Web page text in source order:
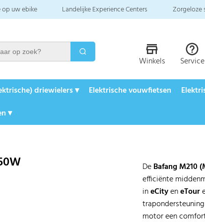
uw ebike Landelijke Experience Centers Zorgeloze
Winkels Service
driewielers ▾ Elektrische vouwfietsen
▾
DeBafang M210
efficiënte
ineCityeneTour
motor een